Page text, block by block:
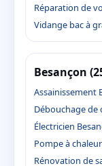
Réparation de
Vidange bac à
Besançon
Assainissement
Débouchage de
Électricien
Pompe à
Rénovation de